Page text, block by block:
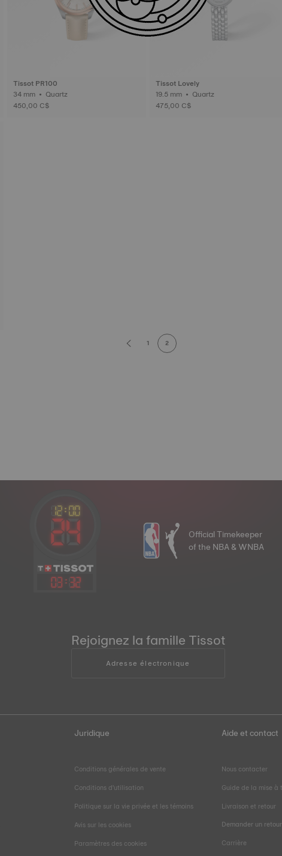
Tissot PR100
34 mm • Quartz
450,00 C$
Tissot Lovely
19.5 mm • Quartz
475,00 C$
1 2
03: 32
Official Timekeeper
of the NBA & WNBA
Rejoignez la famille Tissot
Adresse électronique
Juridique
Conditions générales de vente
Conditions d'utilisation
Politique sur la vie privée et les témoins
Avis sur les cookies
Paramètres des cookies
Aide et contact
Nous contacter
Guide de la mise à
Livraison et retour
Demander un retour
Carrière